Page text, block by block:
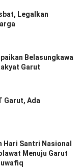
Legalkan
Belasungkawa
Garut
Garut, Ada
Hari Santri Nasional
Menuju Garut